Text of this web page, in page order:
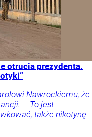
otrucia prezydenta.
Nawrockiemu, że
– To jest
także nikotynę